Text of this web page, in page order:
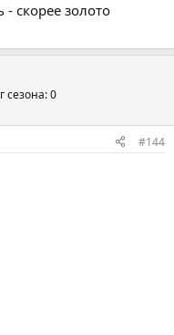
- скорее золото
сезона: 0
#144